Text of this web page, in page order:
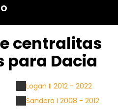
centralitas
para Dacia
Logan II 2012 - 2022
Sandero I 2008 - 2012